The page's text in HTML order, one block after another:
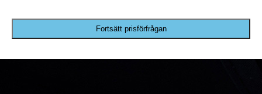
Fortsätt prisförfrågan